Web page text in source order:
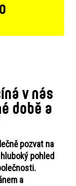
v nás
době a
pozvat na
pohled
a